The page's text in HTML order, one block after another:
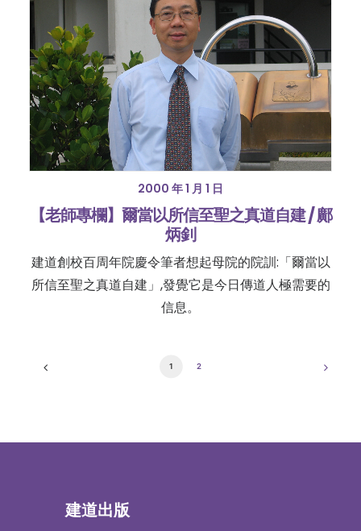
2000 年 1 月 1 日
【老師專欄】爾當以所信至聖之真道自建 / 鄺
炳釗
建道創校百周年院慶令筆者想起母院的院訓:「爾當以
所信至聖之真道自建」,發覺它是今日傳道人極需要的
信息。
1 2
建道出版